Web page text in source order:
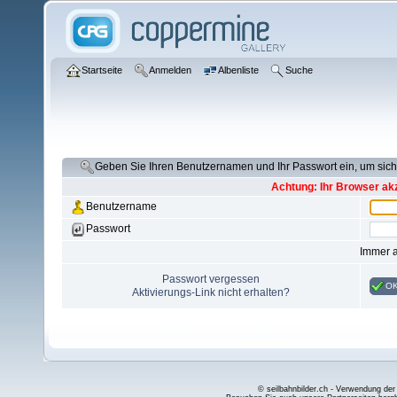
Startseite Anmelden Albenliste Suche
Geben Sie Ihren Benutzernamen und Ihr Passwort ein, um
Achtung: Ihr Browser
Benutzername
Passwort
Immer
Passwort vergessen
Aktivierungs-Link nicht erhalten?
© seilbahnbilder.ch - Verwendung